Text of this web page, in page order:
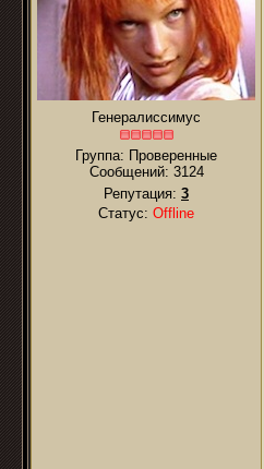
Генералиссимус
Группа: Проверенные
Сообщений: 3124
Репутация: 3
Статус: Offline